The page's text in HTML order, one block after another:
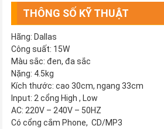
THÔNG SỐ KỸ THUẬT
Hãng: Dallas
Công suất: 15W
Màu sắc: đen, đa sắc
Nặng: 4.5kg
Kích thước: cao 30cm, ngang 33cm
Input: 2 cổng High , Low
AC: 220V – 240V – 50HZ
Có cổng cắm Phone, CD/MP3